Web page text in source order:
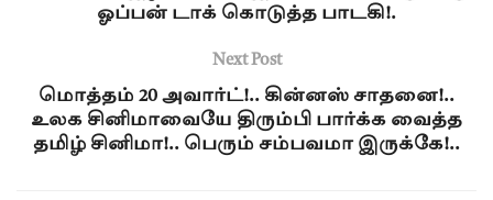
ஓப்பன் டாக் கொடுத்த பாடகி!.
Next Post
மொத்தம் 20 அவார்ட்!.. கின்னஸ் சாதனை!..
உலக சினிமாவையே திரும்பி பார்க்க வைத்த
தமிழ் சினிமா!.. பெரும் சம்பவமா இருக்கே!..